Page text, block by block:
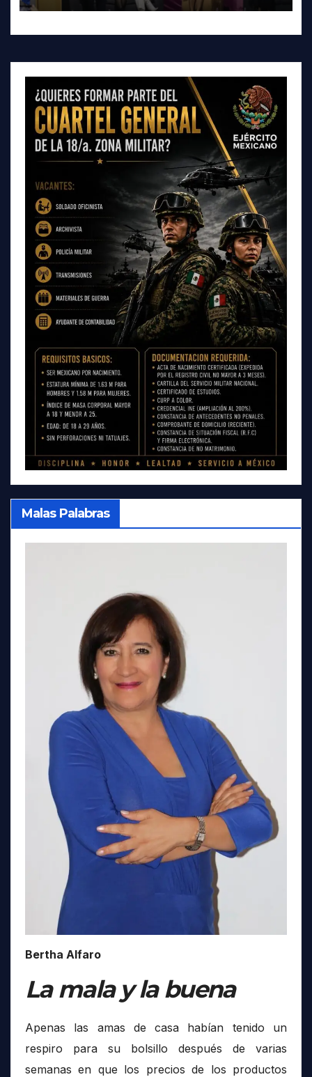
Malas Palabras
Bertha Alfaro
La mala y la buena
Apenas las amas de casa habían tenido un
respiro para su bolsillo después de varias
semanas en que los precios de los productos